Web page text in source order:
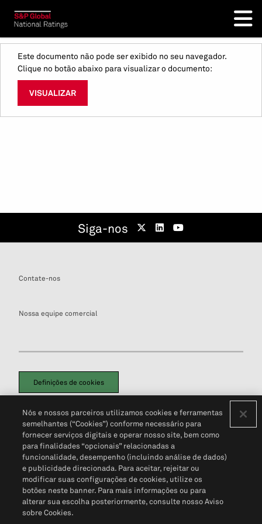
Este documento não pode ser exibido no seu navegador.
Clique no botão abaixo para visualizar o documento:
VISUALIZAR
Siga-nos
Contate-nos
Nossa equipe comercial
Definições de cookies
Política de PrivacidadePortal de privacidade do cliente (em inglês)
Não Venda Minhas Informações Pessoais© 2026 S&P Global
Nós e nossos parceiros utilizamos cookies e ferramentas
semelhantes (“Cookies”) conforme necessário para
fornecer serviços digitais e operar nosso site, bem como
para finalidades “opcionais” relacionadas a
funcionalidade, desempenho (incluindo análise de dados)
e publicidade direcionada. Para aceitar, rejeitar ou
modificar suas configurações de cookies, utilize os
botões neste banner. Para mais informações ou para
alterar sua escolha posteriormente, consulte nosso Aviso
sobre Cookies.